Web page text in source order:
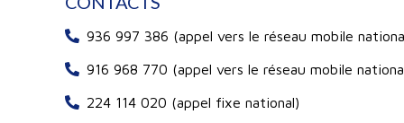
936 997 386 (appel vers le réseau mobile
916 968 770 (appel vers le réseau mobile
224 114 020 (appel fixe national)